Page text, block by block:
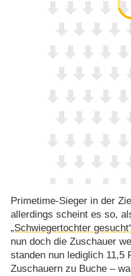
Primetime-Sieger in der
allerdings scheint es so,
„Schwiegertochter gesucht“
nun doch die Zuschauer
standen nun lediglich 11,5
Zuschauern zu Buche –